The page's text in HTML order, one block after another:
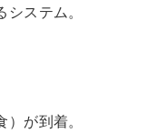
ステム。
が到着。